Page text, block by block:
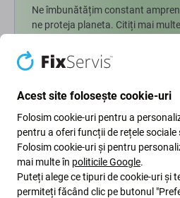
Ne îmbunătățim constant
ne proteja planeta. Citiți mai
Mai multe informatii
Newsletter Fix
Înscrieți-vă pentru a primi periodic
noutăți din oferta noastră. În același
formular, confirm că am peste 16 ani
Acest site folosește cookie-uri
Folosim cookie-uri pentru a
pentru a oferi funcții de rețele
Folosim cookie-uri și pentru
mai multe în politicile Google.
Puteți alege ce tipuri de cookie-uri și
permiteți făcând clic pe butonul